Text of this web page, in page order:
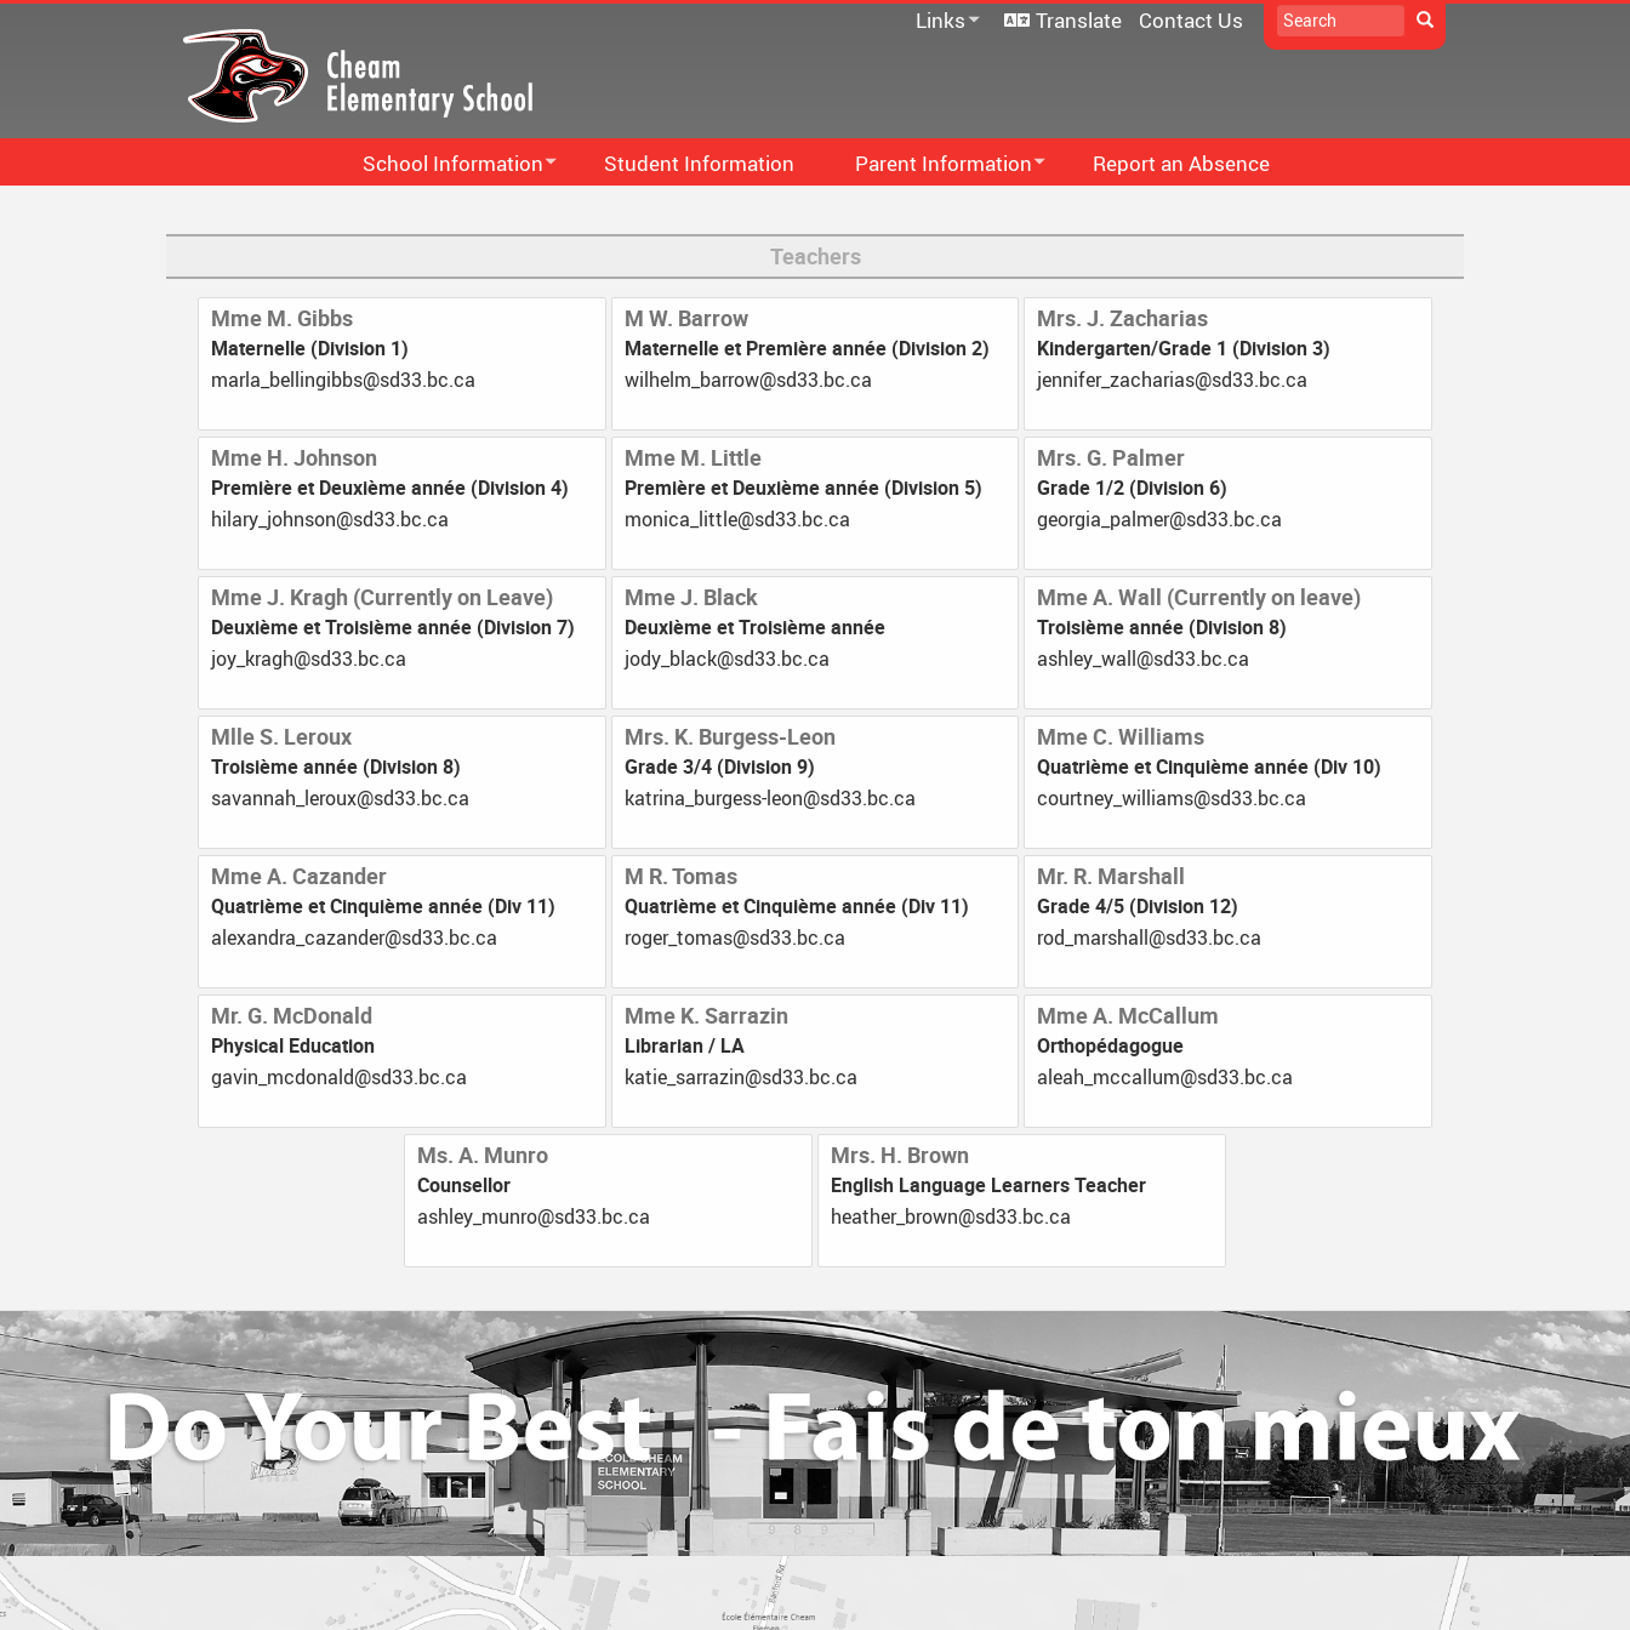
Skip
Search Search
Links
Follett Destiny
School Directory
Translate Contact Us
School Information
Calendar
School Information More...
Code Of Conduct
Newsletters
Early French Immersion
Library Resources
Student Information Parent Information
PAC
DPAC
Documents
Minutes
Communication - Home And School
Moodle
Follett Destiny
School Directory
Staff Links...
Report an Absence
Teachers
Mme M. Gibbs
Maternelle (Division 1)
ac.cb.33ds@sbbignilleb_alram
M W. Barrow
Maternelle et Première année (Division 2)
ac.cb.33ds@worrab_mlehliw
Mrs. J. Zacharias
Kindergarten/Grade 1 (Division 3)
ac.cb.33ds@sairahcaz_refinnej
Mme H. Johnson
Première et Deuxième année (Division 4)
ac.cb.33ds@nosnhoj_yralih
Mme M. Little
Première et Deuxième année (Division 5)
ac.cb.33ds@elttil_acinom
Mrs. G. Palmer
Grade 1/2 (Division 6)
ac.cb.33ds@remlap_aigroeg
Mme J. Kragh (Currently on Leave)
Deuxième et Troisième année (Division 7)
ac.cb.33ds@hgark_yoj
Mme J. Black
Deuxième et Troisième année
ac.cb.33ds@kcalb_ydoj
Mme A. Wall (Currently on leave)
Troisième année (Division 8)
ac.cb.33ds@llaw_yelhsa
Mlle S. Leroux
Troisième année (Division 8)
ac.cb.33ds@xuorel_hannavas
Mrs. K. Burgess-Leon
Grade 3/4 (Division 9)
ac.cb.33ds@noel-ssegrub_anirtak
Mme C. Williams
Quatrième et Cinquième année (Div 10)
ac.cb.33ds@smailliw_yentruoc
Mme A. Cazander
Quatrième et Cinquième année (Div 11)
ac.cb.33ds@rednazac_ardnaxela
M R. Tomas
Quatrième et Cinquième année (Div 11)
ac.cb.33ds@samot_regor
Mr. R. Marshall
Grade 4/5 (Division 12)
ac.cb.33ds@llahsram_dor
Mr. G. McDonald
Physical Education
ac.cb.33ds@dlanodcm_nivag
Mme K. Sarrazin
Librarian / LA
ac.cb.33ds@nizarras_eitak
Mme A. McCallum
Orthopédagogue
ac.cb.33ds@mullaccm_haela
Ms. A. Munro
Counsellor
ac.cb.33ds@ornum_yelhsa
Mrs. H. Brown
English Language Learners Teacher
ac.cb.33ds@nworb_rehtaeh